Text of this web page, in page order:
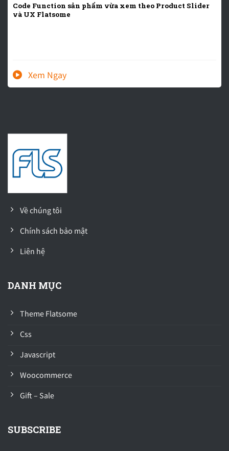
Code Function sản phẩm vừa xem theo Product Slider
và UX Flatsome
Về chúng tôi
Chính sách bảo mật
Liên hệ
DANH MỤC
Theme Flatsome
Css
Javascript
Woocommerce
Gift – Sale
SUBSCRIBE